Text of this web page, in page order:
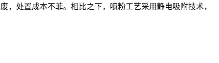
处置成本不菲。相比之下，喷粉工艺采用静电吸附技术，